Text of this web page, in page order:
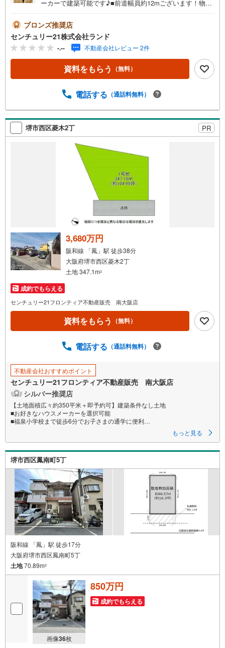
ーカーで建築可能です♪■前道幅員約12mございます！物件
ー21ランドについて＞●センチュリー21ランド北花田本店
は・・・ お客様のニーズに寄り添い、大切なお住まいの
ご購入に最後まで伴走いたします！●リフォームのご相談も
承っております。●購入・売却・ローンのご相談・・・なん
でもお気軽にご相談くださいませ！〇大阪メトロ御堂筋線
「北花田」駅より徒歩約10分！○JR阪和線「浅香」駅より
休日※祝日は営業）事前にご連絡いただけますと、スムーズ
ブロンズ推奨店
センチュリー21株式会社ランド
-.-- 不動産会社レビュー 2件
資料をもらう （無料）
電話する （通話料無料）
堺市西区菱木2丁 PR
3,680万円
阪和線 「鳳」駅 徒歩38分
大阪府堺市西区菱木2丁
土地 347.1m2
成約でもらえる
センチュリー21フロンティア不動産販売 南大阪店
資料をもらう （無料）
電話する （通話料無料）
不動産会社おすすめポイント
センチュリー21フロンティア不動産販売 南大阪店
シルバー推奨店
【土地面積広々約350平米＋即予約可】建築条件なし土地
■お好きなハウスメーカーを選択可能
■福泉小学校まで徒歩6分でお子さまの通学に便利
特徴
・関西スーパー萬崎菱木店まで徒歩7分で、毎日のお買い物にも便利な立地
です。
・事務所用地や倉庫用地にもご活用いただけます。
・リフォームなどのご相談にも対応しております！
立地
・福泉小学校まで徒歩約6分
・福泉中学校まで徒歩約12分
弊社が選ばれる理由
1.お金の扱い方のプロ、ファイナンシャルプランナーが資金計画をサポー
ト！
2.買い替えなどにも対応できる売却専門チームあり！
3.たくさんの銀行と繋がりがあるため、最も低金利になるように審査が可
能！
4.物件のお引渡し後に必要になったお家のリフォームも弊社のリフォームプ
ランナーがご提案！
5.定期的にご連絡を繋ぎ、有事の際に迅速にサポートいたします
弊社は専門家同士が連携をとっているため、より多くの知見がございま
す。
お気軽にお問合せください！
もっと見る
堺市西区鳳南町5丁
阪和線 「鳳」駅 徒歩17分
大阪府堺市西区鳳南町5丁
土地70.89m2
画像36枚
850万円
成約でもらえる